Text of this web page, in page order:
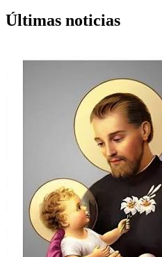
Últimas noticias